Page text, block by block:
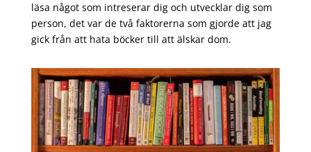
läsa något som intreserar dig och utvecklar dig som
person, det var de två faktorerna som gjorde att jag
gick från att hata böcker till att älskar dom.